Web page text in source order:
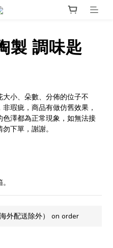
製 調味匙
小、朵數、分佈的位子不
瑕疵，商品有做仿舊效果，
澤都為正常現象，如無法接
下單，謝謝。
外配送除外） on order